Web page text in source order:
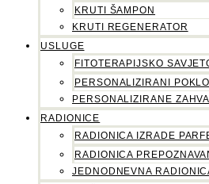
KRUTI ŠAMPON
KRUTI REGENERATOR
USLUGE
FITOTERAPIJSKO
PERSONALIZIRANI
PERSONALIZIRANE
RADIONICE
RADIONICA IZRADE
RADIONICA
JEDNODNEVNA